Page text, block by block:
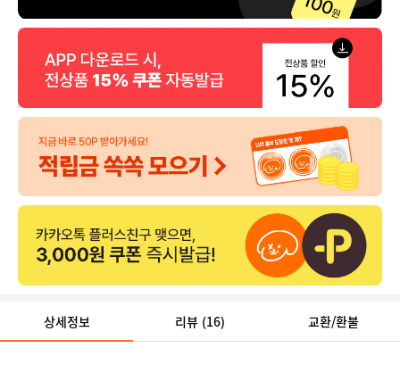
상세정보 리뷰 (16) 교환/환불